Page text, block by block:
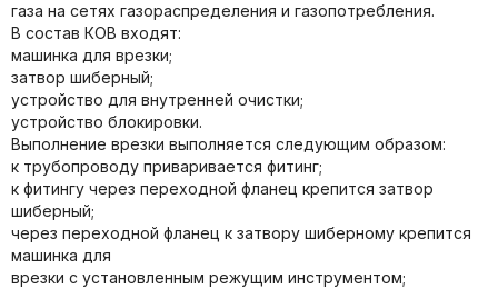
газа на сетях газораспределения и газопотребления.
В состав КОВ входят:
машинка для врезки;
затвор шиберный;
устройство для внутренней очистки;
устройство блокировки.
Выполнение врезки выполняется следующим образом:
к трубопроводу приваривается фитинг;
к фитингу через переходной фланец крепится затвор
шиберный;
через переходной фланец к затвору шиберному крепится
машинка для
врезки с установленным режущим инструментом;